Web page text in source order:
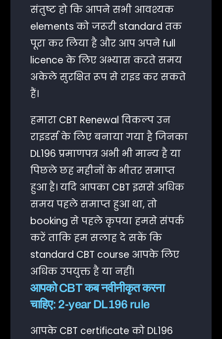
संतुष्ट हो कि आपने सभी आवश्यक
elements को जरूरी standard तक
पूरा कर लिया है और आप अपने full
licence के लिए अभ्यास करते समय
अकेले सुरक्षित रूप से राइड कर सकते
हैं।
हमारा CBT Renewal विकल्प उन
राइडर्स के लिए बनाया गया है जिनका
DL196 प्रमाणपत्र अभी भी मान्य है या
पिछले छह महीनों के भीतर समाप्त
हुआ है। यदि आपका CBT इससे अधिक
समय पहले समाप्त हुआ था, तो
booking से पहले कृपया हमसे संपर्क
करें ताकि हम सलाह दे सकें कि
standard CBT course आपके लिए
अधिक उपयुक्त है या नहीं।
आपको CBT कब नवीनीकृत करना
चाहिए: 2-year DL196 rule
आपके CBT certificate को DL196